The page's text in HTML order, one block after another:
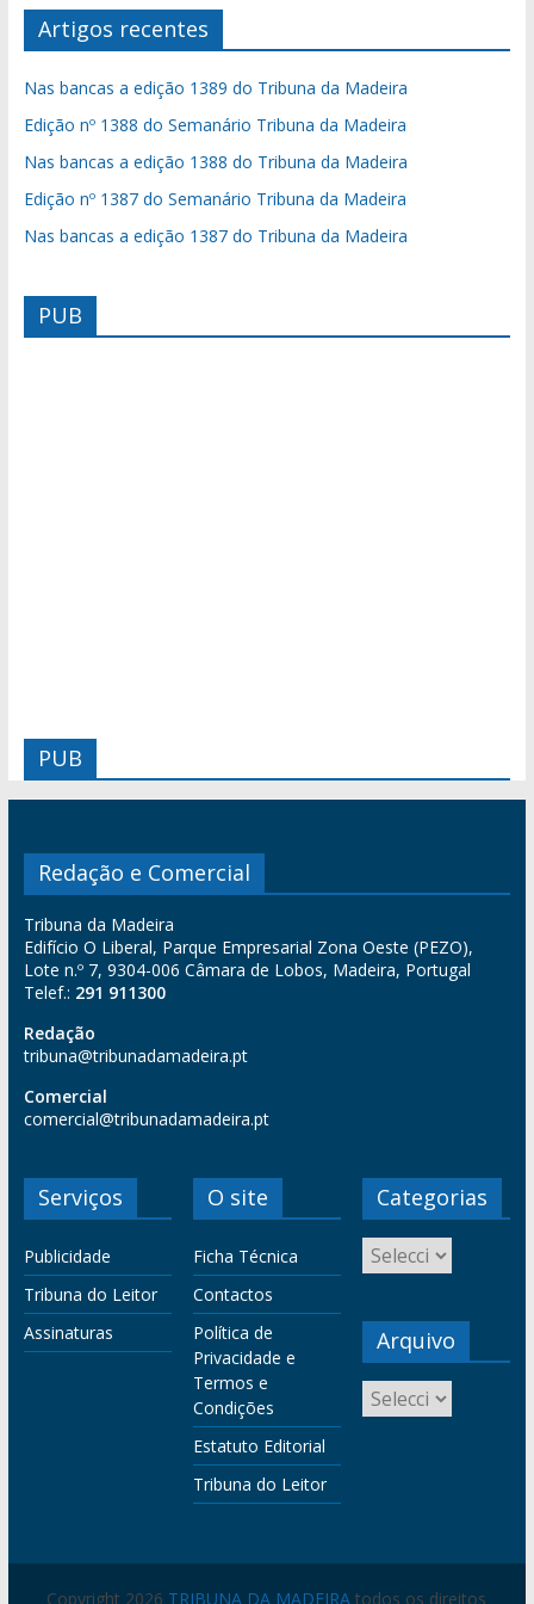
Artigos recentes
Nas bancas a edição 1389 do Tribuna da Madeira
Edição nº 1388 do Semanário Tribuna da Madeira
Nas bancas a edição 1388 do Tribuna da Madeira
Edição nº 1387 do Semanário Tribuna da Madeira
Nas bancas a edição 1387 do Tribuna da Madeira
PUB
PUB
Redação e Comercial
Tribuna da Madeira
Edifício O Liberal, Parque Empresarial Zona Oeste (PEZO),
Lote n.º 7, 9304-006 Câmara de Lobos, Madeira, Portugal
Telef.: 291 911300
Redação
tribuna@tribunadamadeira.pt
Comercial
comercial@tribunadamadeira.pt
Serviços
Publicidade
Tribuna do Leitor
Assinaturas
O site
Ficha Técnica
Contactos
Política de
Privacidade e
Termos e
Condições
Estatuto Editorial
Tribuna do Leitor
Categorias
Arquivo
Copyright 2026 TRIBUNA DA MADEIRA todos os direitos